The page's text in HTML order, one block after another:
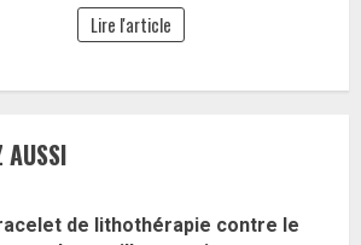
Lire l'article
AUSSI
de lithothérapie contre le